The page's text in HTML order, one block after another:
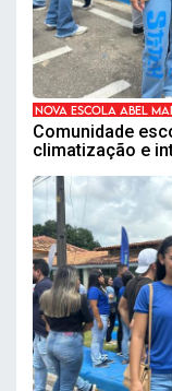
NOVA ESCOLA ABEL
Comunidade
climatização e